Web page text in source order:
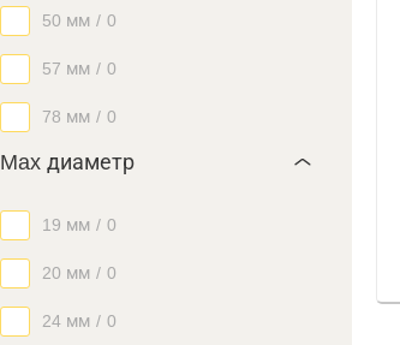
50 мм / 0
57 мм / 0
78 мм / 0
Max диаметр
19 мм / 0
20 мм / 0
24 мм / 0